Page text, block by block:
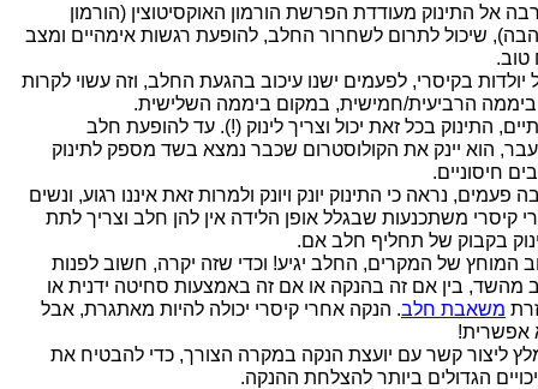
אל התינוק מעודדת הפרשת הורמון האוקסיטוצין (הורמון
שיכול לתרום לשחרור החלב, להופעת רגשות אימהיים ומצב
טוב.
יולדות בקיסרי, לפעמים ישנו עיכוב בהגעת החלב, וזה עשוי לקרות
הרביעית/חמישית, במקום ביממה השלישית.
התינוק בכל זאת יכול וצריך לינוק (!). עד להופעת חלב
הוא יינק את הקולוסטרום שכבר נמצא בשד מספק לתינוק
חיסוניים.
פעמים, נראה כי התינוק יונק ויונק ולמרות זאת איננו רגוע, ונשים
קיסרי משתכנעות שבגלל אופן הלידה אין להן חלב וצריך לתת
בקבוק של תחליף חלב אם.
המוחץ של המקרים, החלב יגיע! וכדי שזה יקרה, חשוב לפנות
מהשד, בין אם זה בהנקה או אם זה באמצעות סחיטה ידנית או
משאבת חלב. הנקה אחרי קיסרי יכולה להיות מאתגרת, אבל
אפשרית!
ליצור קשר עם יועצת הנקה במקרה הצורך, כדי להבטיח את
הגדולים ביותר להצלחת ההנקה.